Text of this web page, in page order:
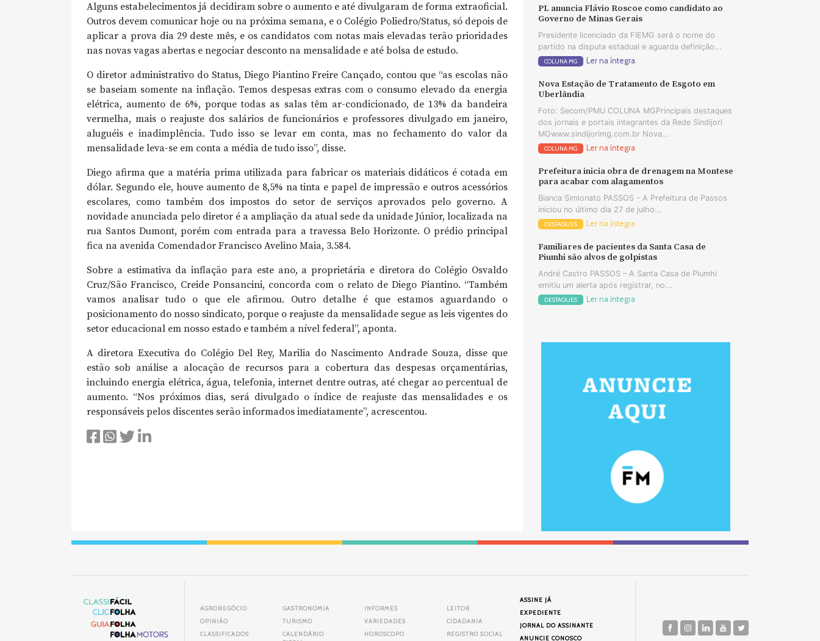
Alguns estabelecimentos já decidiram sobre o aumento e até divulgaram de forma extraoficial.
Outros devem comunicar hoje ou na próxima semana, e o Colégio Poliedro/Status, só depois de
aplicar a prova dia 29 deste mês, e os candidatos com notas mais elevadas terão prioridades
nas novas vagas abertas e negociar desconto na mensalidade e até bolsa de estudo.
O diretor administrativo do Status, Diego Piantino Freire Cançado, contou que “as escolas não
se baseiam somente na inflação. Temos despesas extras com o consumo elevado da energia
elétrica, aumento de 6%, porque todas as salas têm ar-condicionado, de 13% da bandeira
vermelha, mais o reajuste dos salários de funcionários e professores divulgado em janeiro,
aluguéis e inadimplência. Tudo isso se levar em conta, mas no fechamento do valor da
mensalidade leva-se em conta a média de tudo isso”, disse.
Diego afirma que a matéria prima utilizada para fabricar os materiais didáticos é cotada em
dólar. Segundo ele, houve aumento de 8,5% na tinta e papel de impressão e outros acessórios
escolares, como também dos impostos do setor de serviços aprovados pelo governo. A
novidade anunciada pelo diretor é a ampliação da atual sede da unidade Júnior, localizada na
rua Santos Dumont, porém com entrada para a travessa Belo Horizonte. O prédio principal
fica na avenida Comendador Francisco Avelino Maia, 3.584.
Sobre a estimativa da inflação para este ano, a proprietária e diretora do Colégio Osvaldo
Cruz/São Francisco, Creide Ponsancini, concorda com o relato de Diego Piantino. “Também
vamos analisar tudo o que ele afirmou. Outro detalhe é que estamos aguardando o
posicionamento do nosso sindicato, porque o reajuste da mensalidade segue as leis vigentes do
setor educacional em nosso estado e também a nível federal”, aponta.
A diretora Executiva do Colégio Del Rey, Marilia do Nascimento Andrade Souza, disse que
estão sob análise a alocação de recursos para a cobertura das despesas orçamentárias,
incluindo energia elétrica, água, telefonia, internet dentre outras, até chegar ao percentual de
aumento. “Nos próximos dias, será divulgado o índice de reajuste das mensalidades e os
responsáveis pelos discentes serão informados imediatamente”, acrescentou.
PL anuncia Flávio Roscoe como candidato ao
Governo de Minas Gerais
Presidente licenciado da FIEMG será o nome do
partido na disputa estadual e aguarda definição...
COLUNA MG Ler na íntegra
Nova Estação de Tratamento de Esgoto em
Uberlândia
Foto: Secom/PMU COLUNA MGPrincipais destaques
dos jornais e portais integrantes da Rede Sindijori
MGwww.sindijorimg.com.br Nova...
COLUNA MG Ler na íntegra
Prefeitura inicia obra de drenagem na Montese
para acabar com alagamentos
Bianca Simionato PASSOS - A Prefeitura de Passos
iniciou no último dia 27 de julho...
DESTAQUES Ler na íntegra
Familiares de pacientes da Santa Casa de
Piumhi são alvos de golpistas
André Castro PASSOS – A Santa Casa de Piumhi
emitiu um alerta após registrar, no...
DESTAQUES Ler na íntegra
AGRONEGÓCIO GASTRONOMIA INFORMES
LEITOR
OPINIÃO
TURISMO VARIEDADES
CIDADANIA
CLASSIFICADOS
CALENDÁRIO
HOROSCOPO REGISTRO SOCIAL
ASSINE JÁ
EXPEDIENTE
JORNAL DO ASSINANTE
ANUNCIE CONOSCO